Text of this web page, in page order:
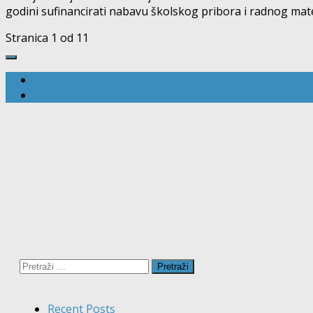
godini sufinancirati nabavu školskog pribora i radnog
Stranica 1 od 1 1
Pretraži:
Recent Posts